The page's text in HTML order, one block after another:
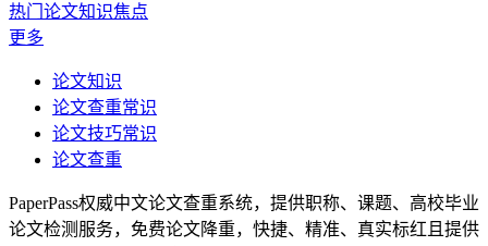
热门论文知识焦点
更多
论文知识
论文查重常识
论文技巧常识
论文查重
PaperPass权威中文论文查重系统，提供职称、课题、高校毕业
论文检测服务，免费论文降重，快捷、精准、真实标红且提供